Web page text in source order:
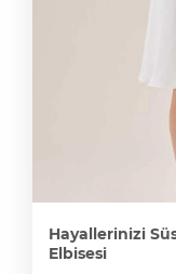
Hayallerinizi
Elbisesi